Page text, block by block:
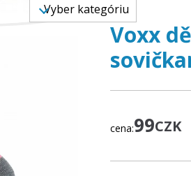
Vyber kategóriu
Voxx
cena:99CZK